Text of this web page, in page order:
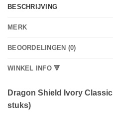
BESCHRIJVING
MERK
BEOORDELINGEN (0)
WINKEL INFO 🔻
Dragon Shield Ivory
stuks)